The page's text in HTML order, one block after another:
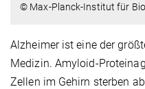
© Max-Planck-Institut für
Alzheimer ist eine der
Medizin. Amyloid-
Zellen im Gehirn sterben